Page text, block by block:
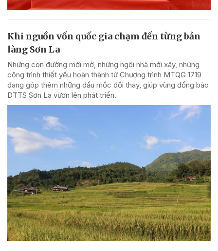
Khi nguồn vốn quốc gia chạm đến từng bản
làng Sơn La
Những con đường mới mở, những ngôi nhà mới xây, những
công trình thiết yếu hoàn thành từ Chương trình MTQG 1719
đang góp thêm những dấu mốc đổi thay, giúp vùng đồng bào
DTTS Sơn La vươn lên phát triển.